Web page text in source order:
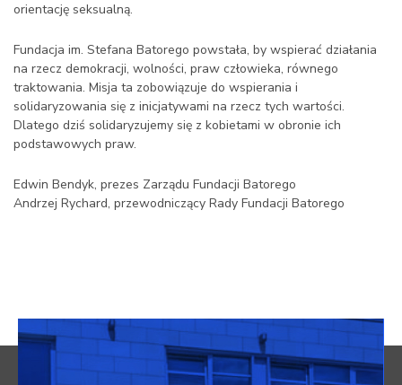
orientację seksualną.
Fundacja im. Stefana Batorego powstała, by wspierać działania
na rzecz demokracji, wolności, praw człowieka, równego
traktowania. Misja ta zobowiązuje do wspierania i
solidaryzowania się z inicjatywami na rzecz tych wartości.
Dlatego dziś solidaryzujemy się z kobietami w obronie ich
podstawowych praw.
Edwin Bendyk, prezes Zarządu Fundacji Batorego
Andrzej Rychard, przewodniczący Rady Fundacji Batorego